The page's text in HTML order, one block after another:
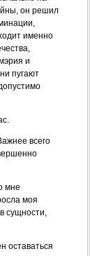
он решил
именно
и
пугают
всего
мне
моя
сущности,
оставаться